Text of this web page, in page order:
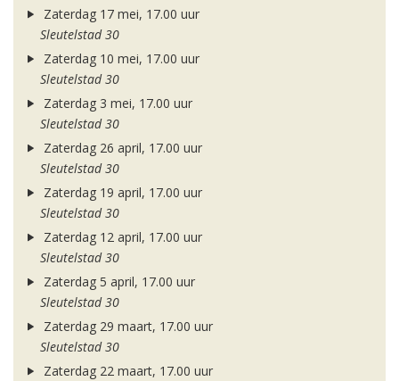
Zaterdag 17 mei, 17.00 uur
Sleutelstad 30
Zaterdag 10 mei, 17.00 uur
Sleutelstad 30
Zaterdag 3 mei, 17.00 uur
Sleutelstad 30
Zaterdag 26 april, 17.00 uur
Sleutelstad 30
Zaterdag 19 april, 17.00 uur
Sleutelstad 30
Zaterdag 12 april, 17.00 uur
Sleutelstad 30
Zaterdag 5 april, 17.00 uur
Sleutelstad 30
Zaterdag 29 maart, 17.00 uur
Sleutelstad 30
Zaterdag 22 maart, 17.00 uur